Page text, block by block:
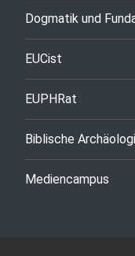
Dogmatik und
EUCist
EUPHRat
Biblische
Mediencampus